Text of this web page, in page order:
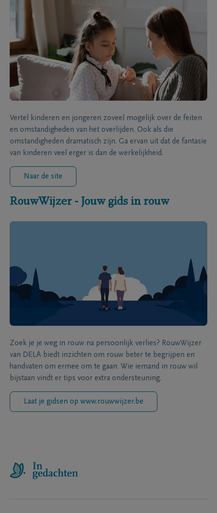
Vertel kinderen en jongeren zoveel mogelijk over de feiten
en omstandigheden van het overlijden. Ook als die
omstandigheden dramatisch zijn. Ga ervan uit dat de fantasie
van kinderen veel erger is dan de werkelijkheid.
Naar de site
RouwWijzer - Jouw gids in rouw
Zoek je je weg in rouw na persoonlijk verlies? RouwWijzer
van DELA biedt inzichten om rouw beter te begrijpen en
handvaten om ermee om te gaan. Wie iemand in rouw wil
bijstaan vindt er tips voor extra ondersteuning.
Laat je gidsen op www.rouwwijzer.be